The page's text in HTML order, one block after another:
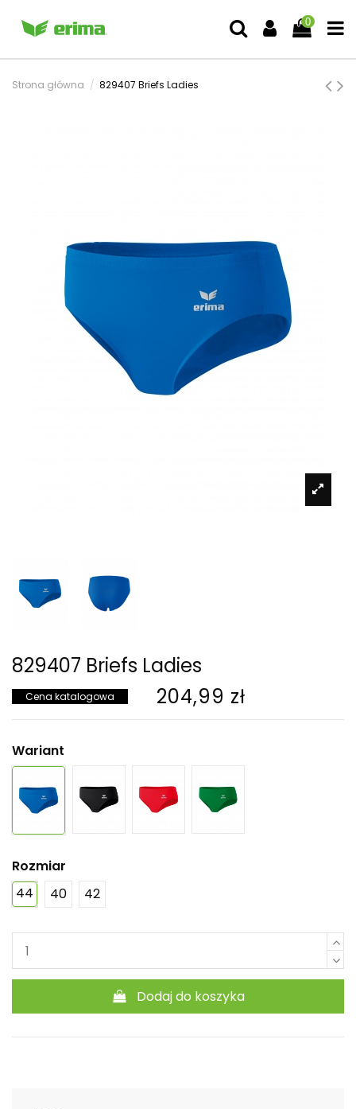
0
Strona główna 829407 Briefs Ladies
829407 Briefs Ladies
Cena katalogowa 204,99 zł
Wariant
Rozmiar
44
40 42
Dodaj do koszyka